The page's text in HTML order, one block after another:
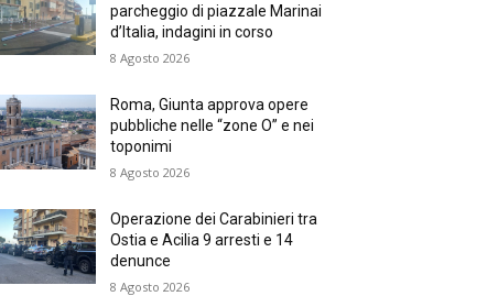
parcheggio di piazzale Marinai
d’Italia, indagini in corso
8 Agosto 2026
Roma, Giunta approva opere
pubbliche nelle “zone O” e nei
toponimi
8 Agosto 2026
Operazione dei Carabinieri tra
Ostia e Acilia 9 arresti e 14
denunce
8 Agosto 2026